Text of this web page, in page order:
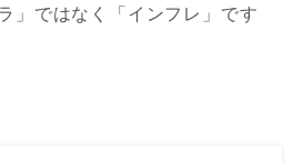
」ではなく「インフレ」です